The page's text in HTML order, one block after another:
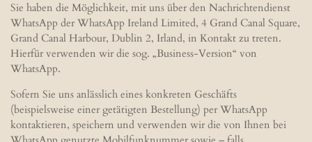
Sie haben die Möglichkeit, mit uns über den Nachrichtendienst
WhatsApp der WhatsApp Ireland Limited, 4 Grand Canal Square,
Grand Canal Harbour, Dublin 2, Irland, in Kontakt zu treten.
Hierfür verwenden wir die sog. „Business-Version“ von
WhatsApp.
Sofern Sie uns anlässlich eines konkreten Geschäfts
(beispielsweise einer getätigten Bestellung) per WhatsApp
kontaktieren, speichern und verwenden wir die von Ihnen bei